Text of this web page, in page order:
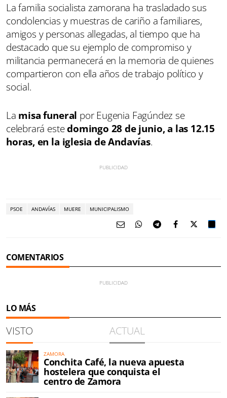
La familia socialista zamorana ha trasladado sus
condolencias y muestras de cariño a familiares,
amigos y personas allegadas, al tiempo que ha
destacado que su ejemplo de compromiso y
militancia permanecerá en la memoria de quienes
compartieron con ella años de trabajo político y
social.
La misa funeral por Eugenia Fagúndez se
celebrará estedomingo 28 de junio, a las 12.15
horas, en la iglesia de Andavías.
PSOE ANDAVÍAS MUERE MUNICIPALISMO
COMENTARIOS
LO MÁS
VISTO ACTUAL
ZAMORA
Conchita Café, la nueva apuesta
hostelera que conquista el
centro de Zamora